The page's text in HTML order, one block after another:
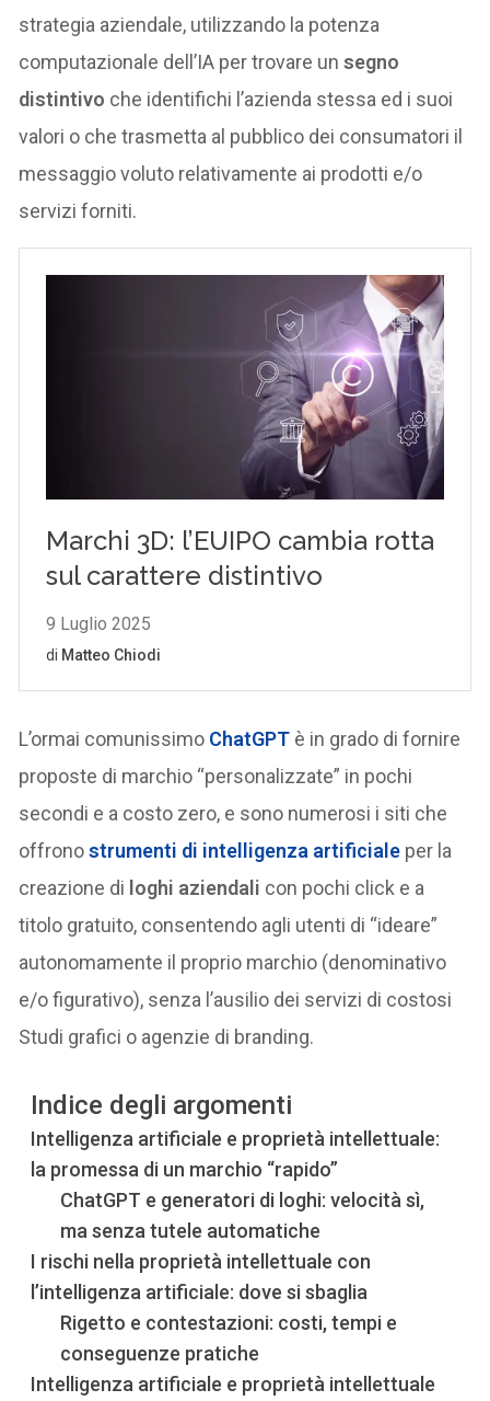
strategia aziendale, utilizzando la potenza
computazionale dell’IA per trovare unsegno
distintivo che identifichi l’azienda stessa ed i suoi
valori o che trasmetta al pubblico dei consumatori il
messaggio voluto relativamente ai prodotti e/o
servizi forniti.
L’ormai comunissimo ChatGPT è in grado di fornire
proposte di marchio “personalizzate” in pochi
secondi e a costo zero, e sono numerosi i siti che
offronostrumenti di intelligenza artificiale per la
creazione di loghi aziendali con pochi click e a
titolo gratuito, consentendo agli utenti di “ideare”
autonomamente il proprio marchio (denominativo
e/o figurativo), senza l’ausilio dei servizi di costosi
Studi grafici o agenzie di branding.
Indice degli argomenti
Intelligenza artificiale e proprietà intellettuale:
la promessa di un marchio “rapido”
ChatGPT e generatori di loghi: velocità sì,
ma senza tutele automatiche
I rischi nella proprietà intellettuale con
l’intelligenza artificiale: dove si sbaglia
Rigetto e contestazioni: costi, tempi e
conseguenze pratiche
Intelligenza artificiale e proprietà intellettuale